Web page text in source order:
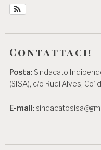
Contattaci!
Posta: Sindacato
(SISA), c/o Rudi Alves,
E-mail: